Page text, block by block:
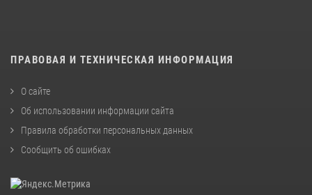
ПРАВОВАЯ И ТЕХНИЧЕСКАЯ ИНФОРМАЦИЯ
О сайте
Об использовании информации сайта
Правила обработки персональных данных
Сообщить об ошибках